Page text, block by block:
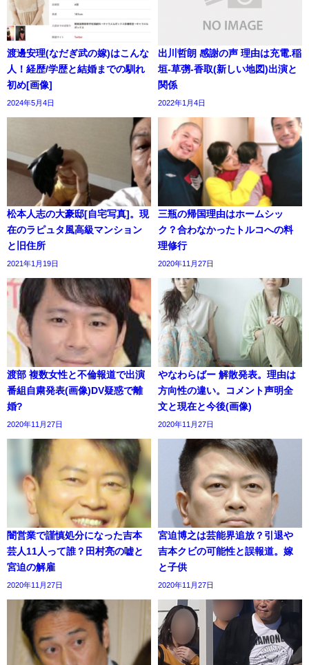
渡邊安理(なだぎ武の嫁)はこんな
人！経歴/学歴と結婚までの馴れ
初め[画像]
2024年5月4日
出川哲朗 感謝の声 理由は充電.稲
垣-草彅-香取(新しい地図)出演と
関係
2022年1月4日
松本人志の大豪邸[自宅写真]。現
在のラピュタ風高級マンション
と旧住所
2021年1月19日
三瓶の帰国理由はホームシッ
ク？合わなかったトルコへの料
理修行
2020年11月27日
渡部 複数女性と不倫報道で出演
番組自粛発表(画像)DV疑惑で離
婚?
2020年11月27日
やなわらばー 解散発表。理由は
方向性の違い。コメント声明全
文と現在と今後(画像)
2020年11月27日
闇営業で謹慎処分になった吉本
芸人11人って誰？田村亮の嘘と
宮迫の解雇
2020年11月27日
宮迫博之は芸能界追放？引退や
吉本クビの可能性と誤報道。嫁
と子供
2020年11月27日